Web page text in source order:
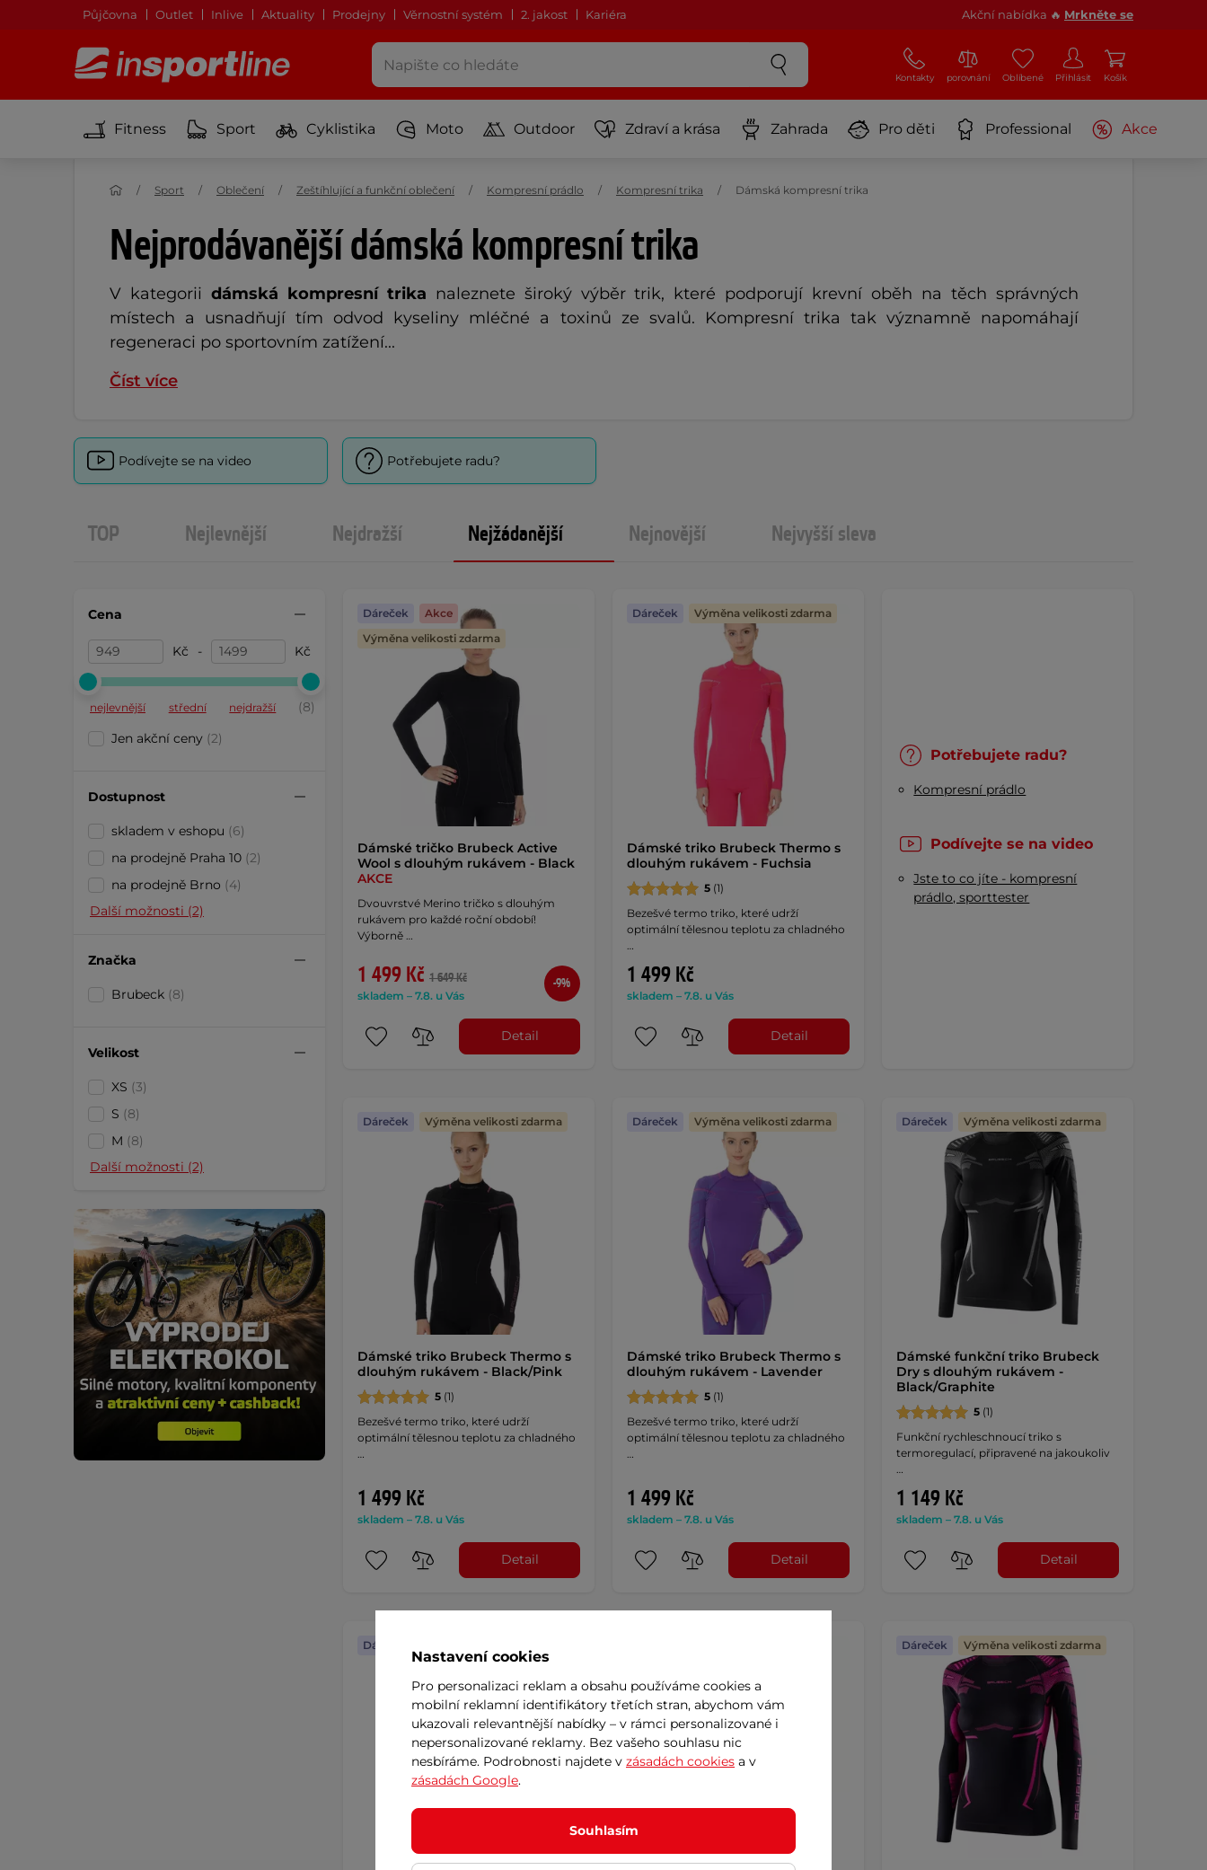
Půjčovna Outlet Inlive Aktuality Prodejny Věrnostní systém 2. jakost Kariéra Akční nabídka 🔥 Mrkněte se
Kontakty porovnání Oblíbené Přihlásit Košík
Fitness Sport Cyklistika Moto Outdoor Zdraví a krása Zahrada Pro děti Professional Akce
Nejprodávanější dámská kompresní trika
V kategorii dámská kompresní trika naleznete široký výběr trik, které podporují krevní oběh na těch správných
místech a usnadňují tím odvod kyseliny mléčné a toxinů ze svalů. Kompresní trika tak významně napomáhají
regeneraci po sportovním zatížení...
Číst více
Sport Oblečení Zeštíhlující a funkční oblečení Kompresní prádlo Kompresní trika Dámská kompresní trika
Podívejte se na video Potřebujete radu?
TOP Nejlevnější Nejdražší Nejžádanější Nejnovější Nejvyšší sleva
Cena
Kč - Kč
nejlevnější střední nejdražší
(8)
Jen akční ceny (2)
Dostupnost
skladem v eshopu (6)
na prodejně Praha 10 (2)
na prodejně Brno (4)
Další možnosti (2)
Značka
Brubeck (8)
Velikost
XS (3)
S (8)
M (8)
Další možnosti (2)
Dáreček
Akce
Výměna velikosti zdarma
Dámské tričko Brubeck Active
Wool s dlouhým rukávem - Black
AKCE
Dvouvrstvé Merino tričko s dlouhým
rukávem pro každé roční období!
Výborně …
1 499 Kč 1 649 Kč
skladem – 7.8. u Vás
-9%
Detail
Dáreček Výměna velikosti zdarma
Dámské triko Brubeck Thermo s
dlouhým rukávem - Fuchsia
5(1)
Bezešvé termo triko, které udrží
optimální tělesnou teplotu za chladného
1 499 Kč
skladem – 7.8. u Vás
Detail
Potřebujete radu?
Kompresní prádlo
Podívejte se na video
Jste to co jíte - kompresní
prádlo, sporttester
Dáreček Výměna velikosti zdarma
Dámské triko Brubeck Thermo s
dlouhým rukávem - Black/Pink
5 (1)
Bezešvé termo triko, které udrží
optimální tělesnou teplotu za chladného
1 499 Kč
skladem – 7.8. u Vás
Detail
Dáreček Výměna velikosti zdarma
Dámské triko Brubeck Thermo s
dlouhým rukávem - Lavender
5(1)
Bezešvé termo triko, které udrží
optimální tělesnou teplotu za chladného
1 499 Kč
skladem – 7.8. u Vás
Detail
Dáreček Výměna velikosti zdarma
Dámské funkční triko Brubeck
Dry s dlouhým rukávem -
Black/Graphite
5(1)
Funkční rychleschnoucí triko s
termoregulací, připravené na jakoukoliv
1 149 Kč
skladem – 7.8. u Vás
Detail
Dáreček Dáreček Výměna velikosti zdarma
Nastavení cookies
Pro personalizaci reklam a obsahu používáme cookies a
mobilní reklamní identifikátory třetích stran, abychom vám
ukazovali relevantnější nabídky – v rámci personalizované i
nepersonalizované reklamy. Bez vašeho souhlasu nic
nesbíráme. Podrobnosti najdete v zásadách cookies a v
zásadách Google.
Souhlasím